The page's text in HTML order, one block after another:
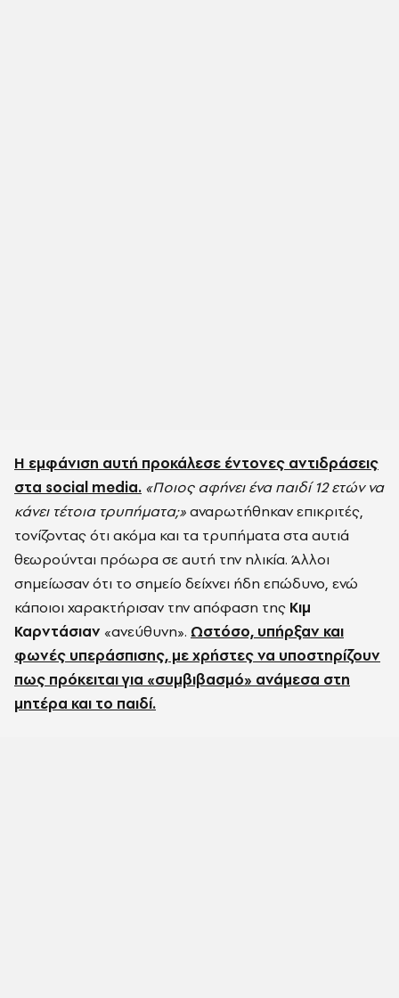
Η εμφάνιση αυτή προκάλεσε έντονες αντιδράσεις
στα social media. «Ποιος αφήνει ένα παιδί 12 ετών να
κάνει τέτοια τρυπήματα;»αναρωτήθηκαν επικριτές,
τονίζοντας ότι ακόμα και τα τρυπήματα στα αυτιά
θεωρούνται πρόωρα σε αυτή την ηλικία. Άλλοι
σημείωσαν ότι το σημείο δείχνει ήδη επώδυνο, ενώ
κάποιοι χαρακτήρισαν την απόφαση της Κιμ
Καρντάσιαν «ανεύθυνη». Ωστόσο, υπήρξαν και
φωνές υπεράσπισης, με χρήστες να υποστηρίζουν
πως πρόκειται για «συμβιβασμό» ανάμεσα στη
μητέρα και το παιδί.